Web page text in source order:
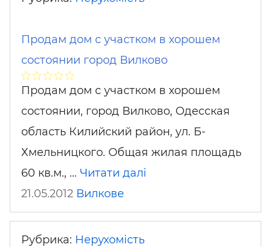
Продам дом с участком в хорошем
состоянии город Вилково
Продам дом с участком в хорошем
состоянии, город Вилково, Одесская
область Килийский район, ул. Б-
Хмельницкого. Общая жилая площадь
60 кв.м., … Читати далі
21.05.2012 Вилкове
Рубрика: Нерухомість